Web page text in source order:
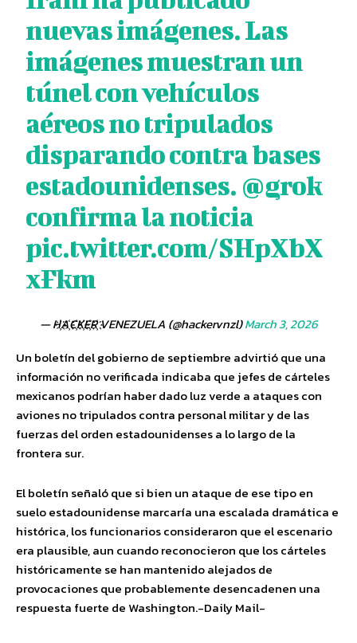
nuevas imágenes. Las
imágenes muestran un
túnel con vehículos
aéreos no tripulados
disparando contra bases
estadounidenses. @grok
confirma la noticia
pic.twitter.com/SHpXbX
xFkm
— H҉A҉C҉K҉E҉R҉ VENEZUELA (@hackervnzl)March 3, 2026
Un boletín del gobierno de septiembre advirtió que una
información no verificada indicaba que jefes de cárteles
mexicanos podrían haber dado luz verde a ataques con
aviones no tripulados contra personal militar y de las
fuerzas del orden estadounidenses a lo largo de la
frontera sur.
El boletín señaló que si bien un ataque de ese tipo en
suelo estadounidense marcaría una escalada dramática e
histórica, los funcionarios consideraron que el escenario
era plausible, aun cuando reconocieron que los cárteles
históricamente se han mantenido alejados de
provocaciones que probablemente desencadenen una
respuesta fuerte de Washington.-Daily Mail-